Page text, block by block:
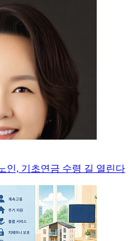
인, 기초연금 수령 길 열린다